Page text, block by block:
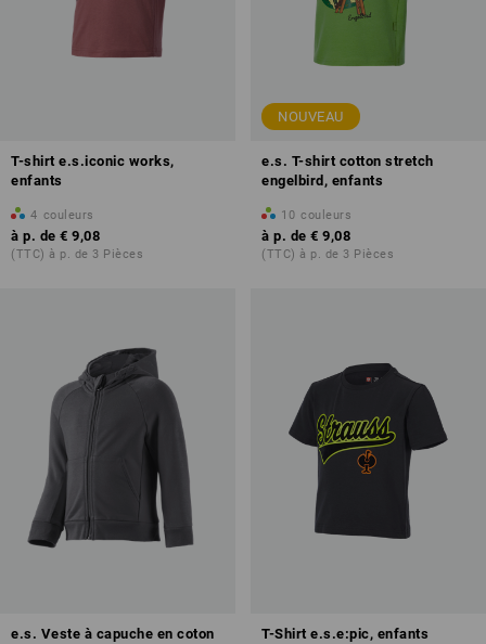
T-shirt e.s.iconic works,
enfants
4 couleurs
à p. de € 9,08
(TTC) à p. de 3 Pièces
NOUVEAU
e.s. T-shirt cotton stretch
engelbird, enfants
10 couleurs
à p. de € 9,08
(TTC) à p. de 3 Pièces
e.s. Veste à capuche en coton
T-Shirt e.s.e:pic, enfants